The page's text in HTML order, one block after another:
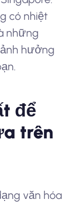
có nhiệt
những
hưởng
để
trên
văn hóa